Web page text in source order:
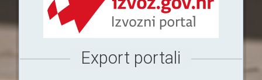
Export portali